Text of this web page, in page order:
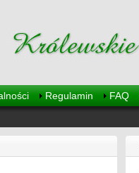
Regulamin FAQ